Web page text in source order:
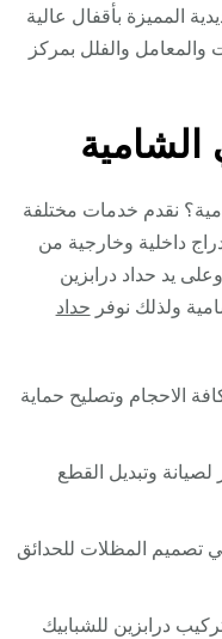
المميزة بأقفال عالية
والمعامل والفلل بمركز
الشامية
نقدم خدمات مختلفة
داخلية وخارجية من
يد حداد درابزين
ولذلك نوفر حداد
الاحجام وتصليح حماية
وتبديل القطع
تصميم المظلات للحدائق
درابزين للشبابيك